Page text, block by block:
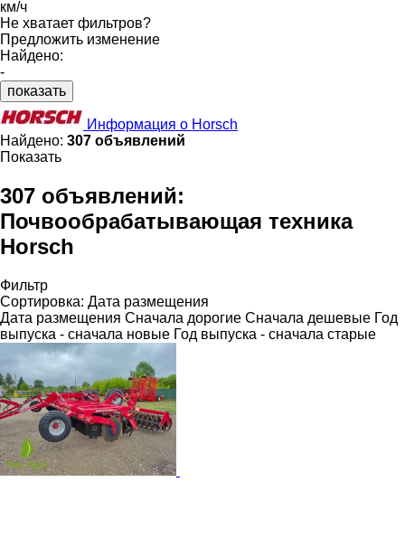
км/ч
Не хватает фильтров?
Предложить изменение
Найдено:
-
показать
Информация о Horsch
Найдено: 307 объявлений
Показать
307 объявлений:
Почвообрабатывающая техника
Horsch
Фильтр
Сортировка: Дата размещения
Дата размещения Сначала дорогие Сначала дешевые Год
выпуска - сначала новые Год выпуска - сначала старые